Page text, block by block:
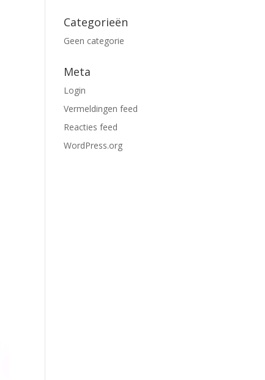
Categorieën
Geen categorie
Meta
Login
Vermeldingen feed
Reacties feed
WordPress.org